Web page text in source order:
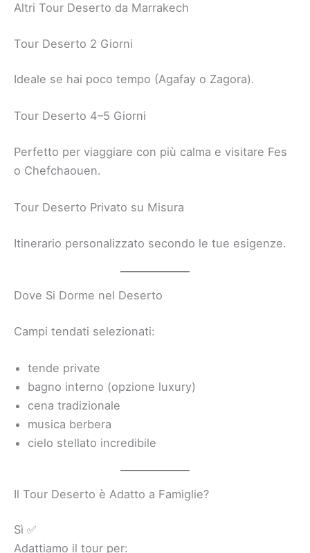
Altri Tour Deserto da Marrakech
Tour Deserto 2 Giorni
Ideale se hai poco tempo (Agafay o Zagora).
Tour Deserto 4–5 Giorni
Perfetto per viaggiare con più calma e visitare Fes
o Chefchaouen.
Tour Deserto Privato su Misura
Itinerario personalizzato secondo le tue esigenze.
Dove Si Dorme nel Deserto
Campi tendati selezionati:
tende private
bagno interno (opzione luxury)
cena tradizionale
musica berbera
cielo stellato incredibile
Il Tour Deserto è Adatto a Famiglie?
Sì ✅
Adattiamo il tour per: